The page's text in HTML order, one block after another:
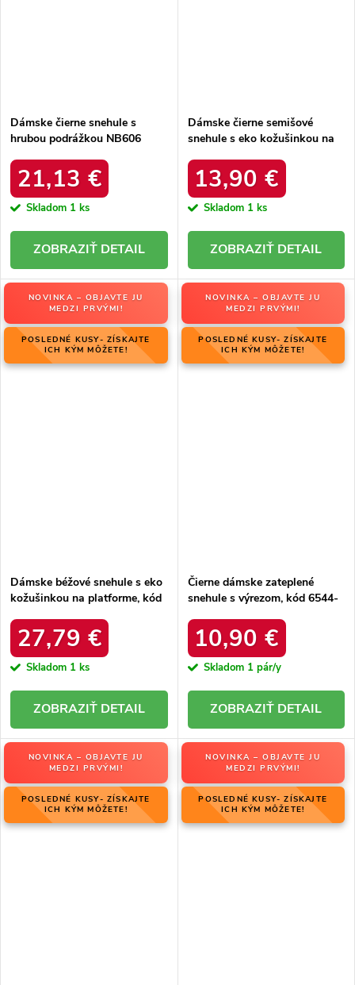
Dámske čierne snehule s
hrubou podrážkou NB606
21,13 €
Skladom 1 ks
DETAIL
Dámske čierne semišové
snehule s eko kožušinkou na
BLACK
13,90 €
Skladom 1 ks
DETAIL
NOVINKA – OBJAVTE JU
MEDZI PRVÝMI!
POSLEDNÉ KUSY- ZÍSKAJTE
ICH KÝM MÔŽETE!
Dámske béžové snehule s eko
kožušinkou na platforme, kód
27,79 €
Skladom 1 ks
DETAIL
NOVINKA – OBJAVTE JU
MEDZI PRVÝMI!
POSLEDNÉ KUSY- ZÍSKAJTE
ICH KÝM MÔŽETE!
Čierne dámske zateplené
snehule s výrezom, kód 6544-
10,90 €
Skladom 1 pár/y
DETAIL
NOVINKA – OBJAVTE JU
MEDZI PRVÝMI!
POSLEDNÉ KUSY- ZÍSKAJTE
ICH KÝM MÔŽETE!
NOVINKA – OBJAVTE JU
MEDZI PRVÝMI!
POSLEDNÉ KUSY- ZÍSKAJTE
ICH KÝM MÔŽETE!